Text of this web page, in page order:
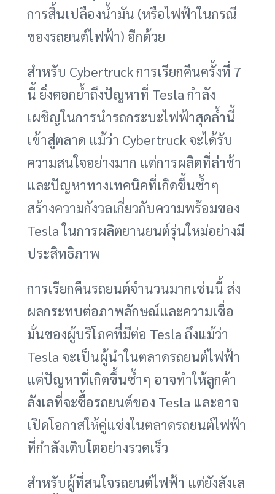
การสิ้นเปลืองน้ำมัน (หรือไฟฟ้าในกรณี
ของรถยนต์ไฟฟ้า) อีกด้วย
สำหรับ Cybertruck การเรียกคืนครั้งที่ 7
นี้ ยิ่งตอกย้ำถึงปัญหาที่ Tesla กำลัง
เผชิญในการนำรถกระบะไฟฟ้าสุดล้ำนี้
เข้าสู่ตลาด แม้ว่า Cybertruck จะได้รับ
ความสนใจอย่างมาก แต่การผลิตที่ล่าช้า
และปัญหาทางเทคนิคที่เกิดขึ้นซ้ำๆ
สร้างความกังวลเกี่ยวกับความพร้อมของ
Tesla ในการผลิตยานยนต์รุ่นใหม่อย่างมี
ประสิทธิภาพ
การเรียกคืนรถยนต์จำนวนมากเช่นนี้ ส่ง
ผลกระทบต่อภาพลักษณ์และความเชื่อ
มั่นของผู้บริโภคที่มีต่อ Tesla ถึงแม้ว่า
Tesla จะเป็นผู้นำในตลาดรถยนต์ไฟฟ้า
แต่ปัญหาที่เกิดขึ้นซ้ำๆ อาจทำให้ลูกค้า
ลังเลที่จะซื้อรถยนต์ของ Tesla และอาจ
เปิดโอกาสให้คู่แข่งในตลาดรถยนต์ไฟฟ้า
ที่กำลังเติบโตอย่างรวดเร็ว
สำหรับผู้ที่สนใจรถยนต์ไฟฟ้า แต่ยังลังเล